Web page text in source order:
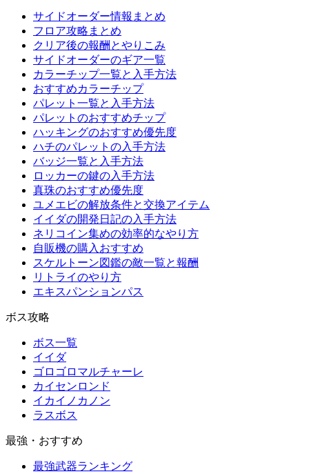
サイドオーダー情報まとめ
フロア攻略まとめ
クリア後の報酬とやりこみ
サイドオーダーのギア一覧
カラーチップ一覧と入手方法
おすすめカラーチップ
パレット一覧と入手方法
パレットのおすすめチップ
ハッキングのおすすめ優先度
ハチのパレットの入手方法
バッジ一覧と入手方法
ロッカーの鍵の入手方法
真珠のおすすめ優先度
ユメエビの解放条件と交換アイテム
イイダの開発日記の入手方法
ネリコイン集めの効率的なやり方
自販機の購入おすすめ
スケルトーン図鑑の敵一覧と報酬
リトライのやり方
エキスパンションパス
ボス攻略
ボス一覧
イイダ
ゴロゴロマルチャーレ
カイセンロンド
イカイノカノン
ラスボス
最強・おすすめ
最強武器ランキング